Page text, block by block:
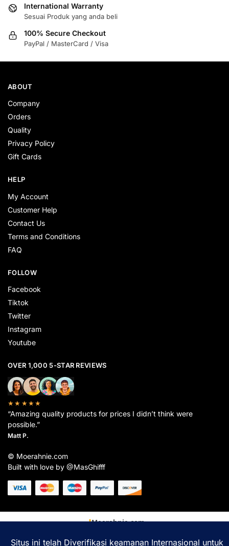
International Warranty
Sesuai Produk yang anda beli
100% Secure Checkout
PayPal / MasterCard / Visa
ABOUT
Company
Orders
Quality
Privacy Policy
Gift Cards
HELP
My Account
Customer Help
Contact Us
Terms and Conditions
FAQ
FOLLOW
Facebook
Tiktok
Twitter
Instagram
Youtube
OVER 1,000 5-STAR REVIEWS
★★★★★
“Amazing quality products for prices I didn’t think were
possible.”
Matt P.
© Moerahnie.com
Built with love by @MasGhifff
Moerahnie.com
pengalaman belanja terbaik Anda.